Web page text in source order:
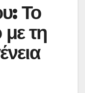
Το
με τη